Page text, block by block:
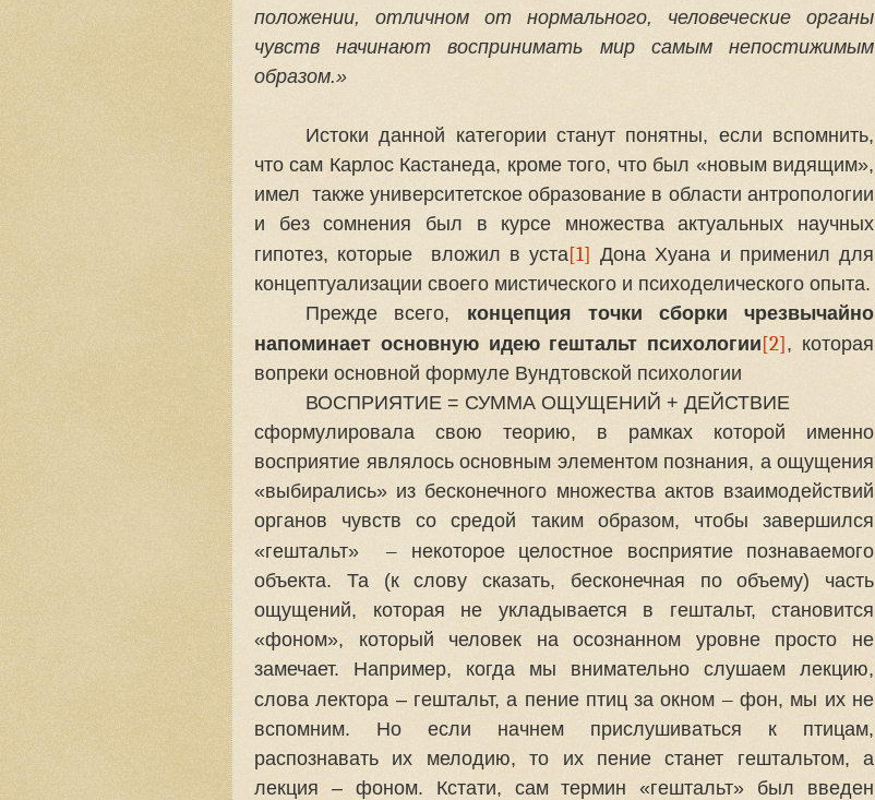
положении, отличном от нормального, человеческие органы
чувств начинают воспринимать мир самым непостижимым
образом.»
Истоки данной категории станут понятны, если вспомнить,
что cам Карлос Кастанеда, кроме того, что был «новым видящим»,
имел также университетское образование в области антропологии
и без сомнения был в курсе множества актуальных научных
гипотез, которые
вложил в уста[1] Дона Хуана и применил для
концептуализации своего мистического и психоделического опыта.
Прежде всего, концепция точки сборки чрезвычайно
напоминает основную идею гештальт психологии[2], которая
вопреки основной формуле Вундтовской психологии
ВОСПРИЯТИЕ = СУММА ОЩУЩЕНИЙ + ДЕЙСТВИЕ
сформулировала свою теорию, в рамках которой именно
восприятие являлось основным элементом познания, а ощущения
«выбирались» из бесконечного множества актов взаимодействий
органов чувств со средой таким образом, чтобы завершился
«гештальт»
– некоторое целостное восприятие познаваемого
объекта.
Та (к слову сказать, бесконечная по объему) часть
ощущений, которая не укладывается в гештальт, становится
«фоном», который человек на осознанном уровне просто не
замечает. Например, когда мы внимательно слушаем лекцию,
слова лектора – гештальт, а пение птиц за окном–фон, мы их не
вспомним. Но если начнем прислушиваться к птицам,
распознавать их мелодию, то их пение станет гештальтом, а
лекция – фоном. Кстати, сам термин «гештальт» был введен